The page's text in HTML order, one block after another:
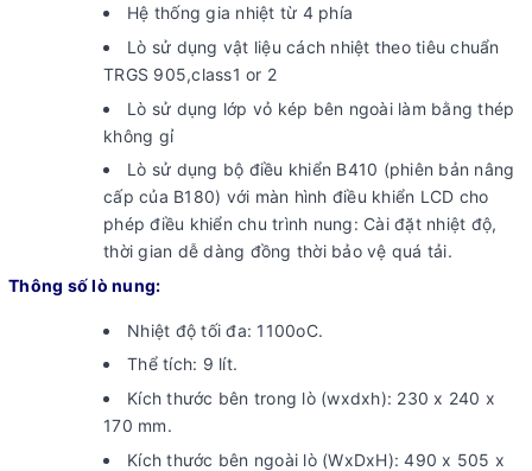
Hệ thống gia nhiệt từ 4 phía
Lò sử dụng vật liệu cách nhiệt theo tiêu chuẩn
TRGS 905,class1 or 2
Lò sử dụng lớp vỏ kép bên ngoài làm bằng thép
không gỉ
Lò sử dụng bộ điều khiển B410 (phiên bản nâng
cấp của B180) với màn hình điều khiển LCD cho
phép điều khiển chu trình nung: Cài đặt nhiệt độ,
thời gian dễ dàng đồng thời bảo vệ quá tải.
Thông số lò nung:
Nhiệt độ tối đa: 1100oC.
Thể tích: 9 lít.
Kích thước bên trong lò (wxdxh): 230 x 240 x
170 mm.
Kích thước bên ngoài lò (WxDxH): 490 x 505 x